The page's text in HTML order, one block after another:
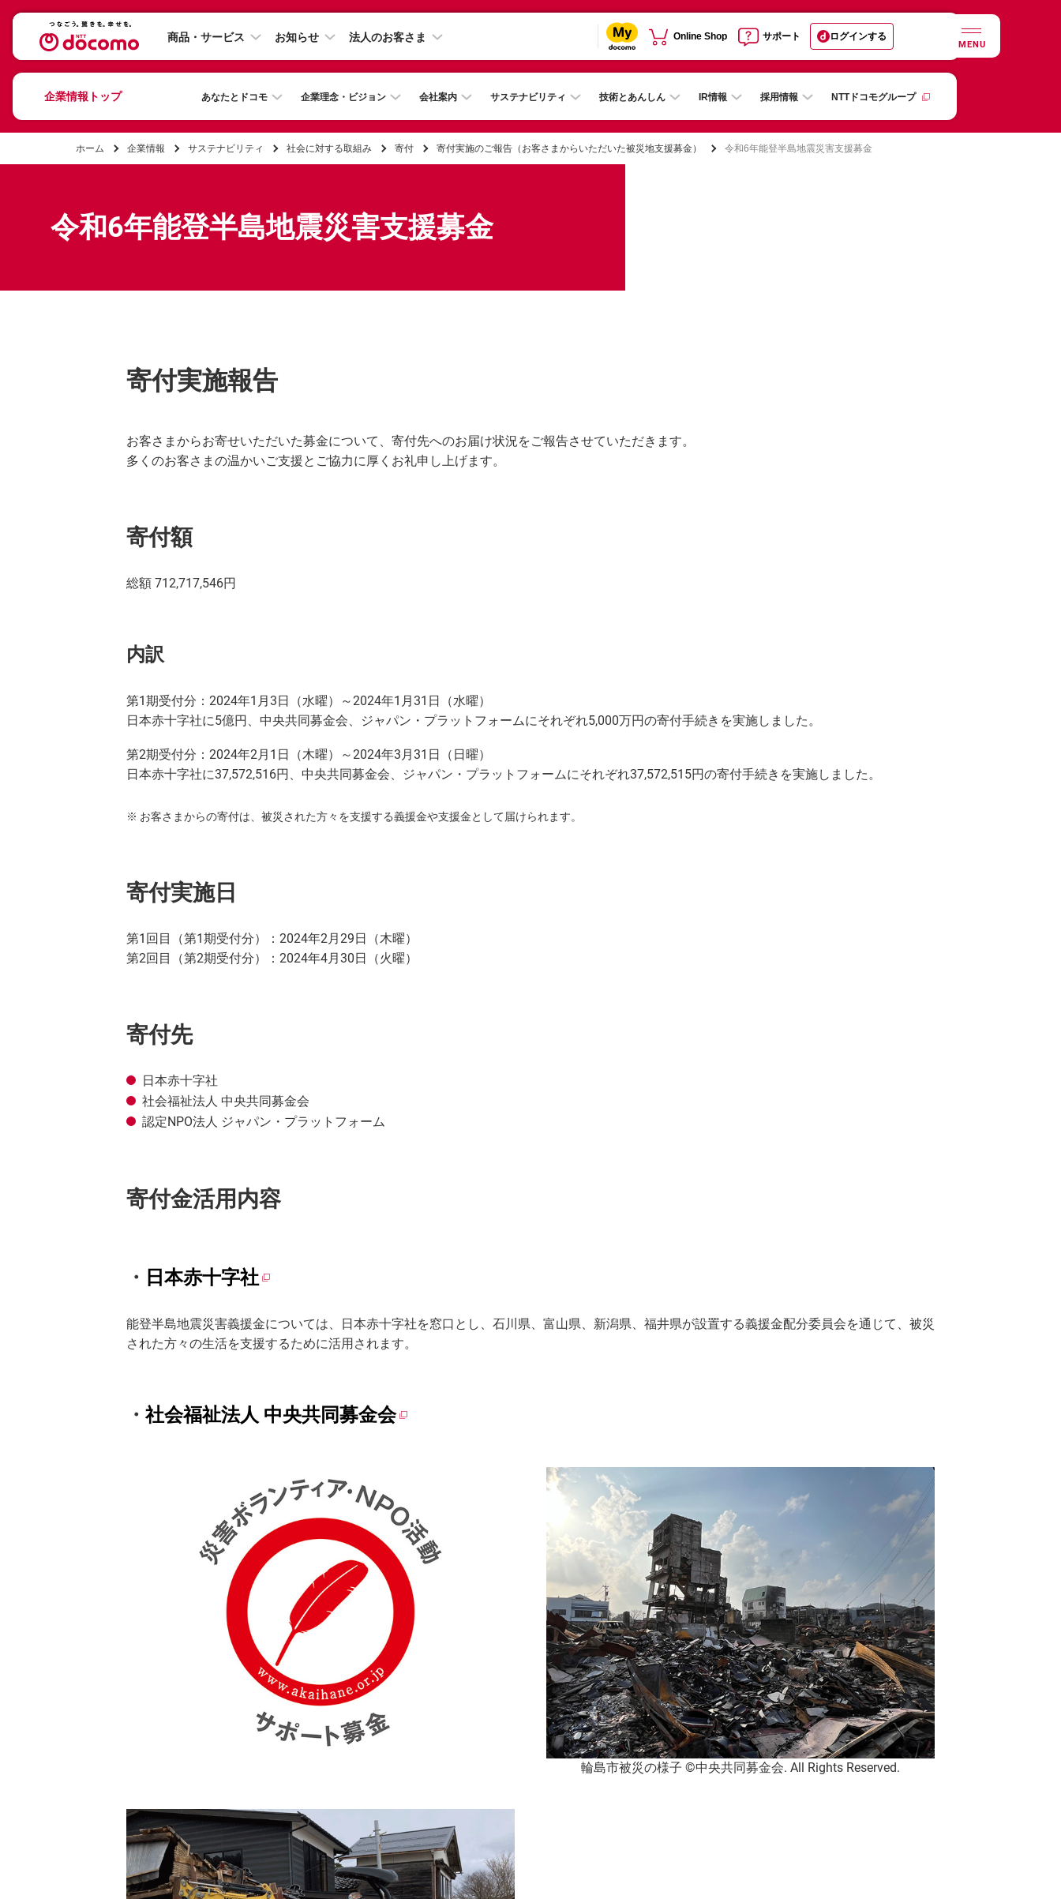
商品・サービス お知らせ 法人のお客さま Online Shop サポート ログインする
MENU
企業情報トップ あなたとドコモ 企業理念・ビジョン 会社案内 サステナビリティ 技術とあんしん IR情報 採用情報 NTTドコモグループ
ホーム 企業情報 サステナビリティ 社会に対する取組み 寄付 寄付実施のご報告（お客さまからいただいた被災地支援募金） 令和6年能登半島地震災害支援募金
令和6年能登半島地震災害支援募金
寄付実施報告
お客さまからお寄せいただいた募金について、寄付先へのお届け状況をご報告させていただきます。
多くのお客さまの温かいご支援とご協力に厚くお礼申し上げます。
寄付額
総額 712,717,546円
内訳
第1期受付分：2024年1月3日（水曜）～2024年1月31日（水曜）
日本赤十字社に5億円、中央共同募金会、ジャパン・プラットフォームにそれぞれ5,000万円の寄付手続きを実施しました。
第2期受付分：2024年2月1日（木曜）～2024年3月31日（日曜）
日本赤十字社に37,572,516円、中央共同募金会、ジャパン・プラットフォームにそれぞれ37,572,515円の寄付手続きを実施しました。
お客さまからの寄付は、被災された方々を支援する義援金や支援金として届けられます。
寄付実施日
第1回目（第1期受付分）：2024年2月29日（木曜）
第2回目（第2期受付分）：2024年4月30日（火曜）
寄付先
日本赤十字社
社会福祉法人 中央共同募金会
認定NPO法人 ジャパン・プラットフォーム
寄付金活用内容
・ 日本赤十字社
能登半島地震災害義援金については、日本赤十字社を窓口とし、石川県、富山県、新潟県、福井県が設置する義援金配分委員会を通じて、被災
された方々の生活を支援するために活用されます。
・ 社会福祉法人 中央共同募金会
輪島市被災の様子 ©中央共同募金会. All Rights Reserved.